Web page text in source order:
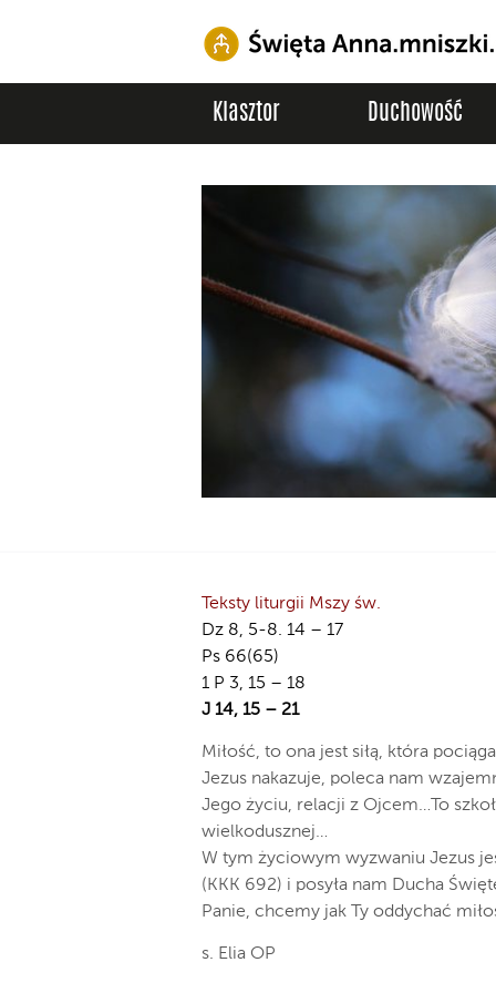
Klasztor Duchowość
Teksty liturgii Mszy św.
Dz 8, 5-8. 14 – 17
Ps 66(65)
1 P 3, 15 – 18
J 14, 15 – 21
Miłość, to ona jest siłą, która
Jezus nakazuje, poleca nam
Jego życiu, relacji z Ojcem…To
wielkodusznej…
W tym życiowym wyzwaniu Jezus
(KKK 692) i posyła nam Ducha
Panie, chcemy jak Ty oddychać
s. Elia OP